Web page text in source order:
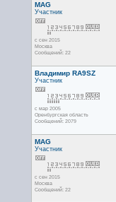
MAG
Участник
с сен 2015
Москва
Сообщений: 22
Владимир RA9SZ
Участник
с мар 2005
Оренбургская область
Сообщений: 2079
MAG
Участник
с сен 2015
Москва
Сообщений: 22